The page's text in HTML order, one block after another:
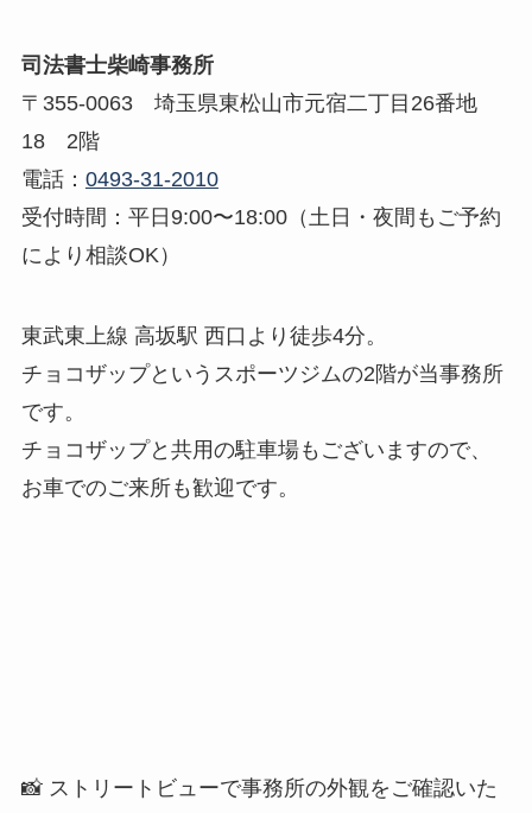
司法書士柴崎事務所
〒355-0063 埼玉県東松山市元宿二丁目26番地
18 2階
電話： 0493-31-2010
受付時間：平日9:00〜18:00（土日・夜間もご予約
により相談OK）
東武東上線 高坂駅 西口より徒歩4分。
チョコザップというスポーツジムの2階が当事務所
です。
チョコザップと共用の駐車場もございますので、
お車でのご来所も歓迎です。
📸 ストリートビューで事務所の外観をご確認いた